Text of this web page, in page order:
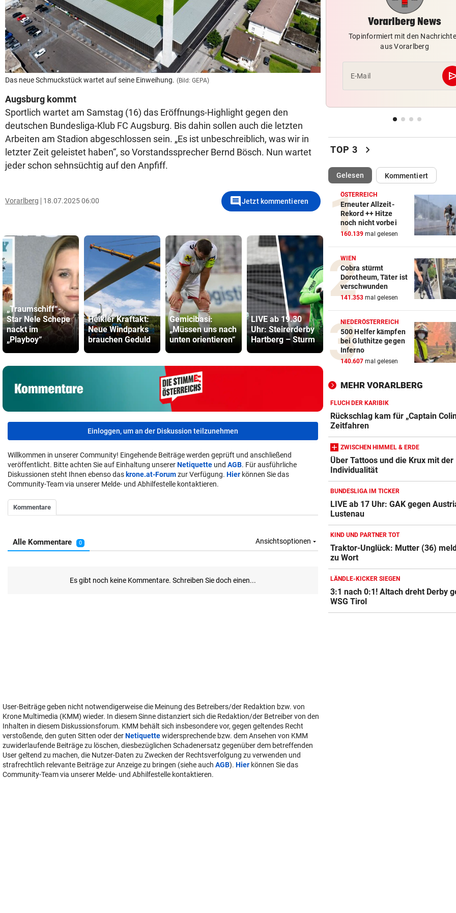
Das neue Schmuckstück wartet auf seine Einweihung. (Bild: GEPA)
Augsburg kommt
Sportlich wartet am Samstag (16) das Eröffnungs-Highlight gegen den
deutschen Bundesliga-Klub FC Augsburg. Bis dahin sollen auch die letzten
Arbeiten am Stadion abgeschlossen sein. „Es ist unbeschreiblich, was wir in
letzter Zeit geleistet haben“, so Vorstandssprecher Bernd Bösch. Nun wartet
jeder schon sehnsüchtig auf den Anpfiff.
Vorarlberg 18.07.2025 06:00 commentJetzt kommentieren
„Traumschiff“-
Star Nele Schepe
nackt im
„Playboy“
Heikler Kraftakt:
Neue Windparks
brauchen Geduld
Gemicibasi:
„Müssen uns nach
unten orientieren“
LIVE ab 19.30
Uhr: Steirerderby
Hartberg – Sturm
Eine Kündigung
mit vielen
Fragezeichen
Gefährder,
soll
Einloggen, um an der Diskussion teilzunehmen
Willkommen in unserer Community! Eingehende Beiträge werden geprüft und anschließend
veröffentlicht. Bitte achten Sie auf Einhaltung unsererNetiquette und AGB. Für ausführliche
Diskussionen steht Ihnen ebenso das krone.at-Forumzur Verfügung. Hier können Sie das
Community-Team via unserer Melde- und Abhilfestelle kontaktieren.
User-Beiträge geben nicht notwendigerweise die Meinung des Betreibers/der Redaktion bzw. von
Krone Multimedia (KMM) wieder. In diesem Sinne distanziert sich die Redaktion/der Betreiber von den
Inhalten in diesem Diskussionsforum. KMM behält sich insbesondere vor, gegen geltendes Recht
verstoßende, den guten Sitten oder derNetiquettewidersprechende bzw. dem Ansehen von KMM
zuwiderlaufende Beiträge zu löschen, diesbezüglichen Schadenersatz gegenüber dem betreffenden
User geltend zu machen, die Nutzer-Daten zu Zwecken der Rechtsverfolgung zu verwenden und
strafrechtlich relevante Beiträge zur Anzeige zu bringen (siehe auch AGB). Hier können Sie das
Community-Team via unserer Melde- und Abhilfestelle kontaktieren.
Altachs Massombo kennt den
Schlüssel zum Erfolg
VON POLIZEI GESCHNAPPT vor 21
unterwegs
DREI MÄNNER ANGEKLAGT vor
Einbrecherduo schlief nach
Vorarlberg News
Topinformiert mit den
aus Vorarlberg
E-Mail
TOP 3 chevron_right
Gelesen(ausgewählt)Kommentiert
ÖSTERREICH
Erneuter Allzeit-
Rekord ++ Hitze
noch nicht vorbei
160.139 mal gelesen
WIEN
Cobra stürmt
Dorotheum, Täter ist
verschwunden
141.353 mal gelesen
NIEDERÖSTERREICH
500 Helfer kämpfen
bei Gluthitze gegen
Inferno
140.607 mal gelesen
MEHR VORARLBERG
FLUCH DER KARIBIK
Rückschlag kam für „Captain
Zeitfahren
ZWISCHEN HIMMEL & ERDE
Über Tattoos und die Krux mit der
Individualität
BUNDESLIGA IM TICKER
LIVE ab 17 Uhr: GAK gegen
Lustenau
KIND UND PARTNER TOT
Traktor-Unglück: Mutter (36)
zu Wort
LÄNDLE-KICKER SIEGEN
3:1 nach 0:1! Altach dreht Derby
WSG Tirol